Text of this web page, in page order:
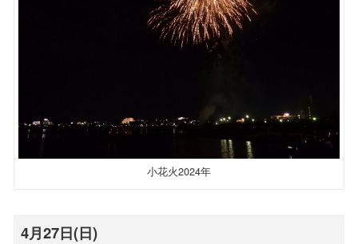
小花火2024年
4月27日(日)